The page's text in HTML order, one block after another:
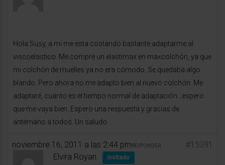
Hola Susy, a mi me esta costando bastante adaptarme al
viscoelastico. Me compré un elastimax en maxcolchón, ya que
mi colchón de muelles ya no era cómodo. Se quedaba algo
blando. Pero ahora no me adapto bien al nuevo colchón. Me
adaptaré, cuanto es el tiempo normal de adaptación…espero
que me vaya bien. Espero una respuesta y gracias de
antemano a todos. Un saludo.
noviembre 16, 2011 a las 2:44 pm #15391
RESPONDER
Elvira Royan Invitado